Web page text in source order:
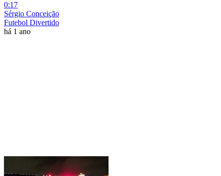
0:17
Sérgio Conceição
Futebol Divertido
há 1 ano